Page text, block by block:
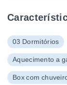
03 Dormitórios
Aquecimento a
Box com